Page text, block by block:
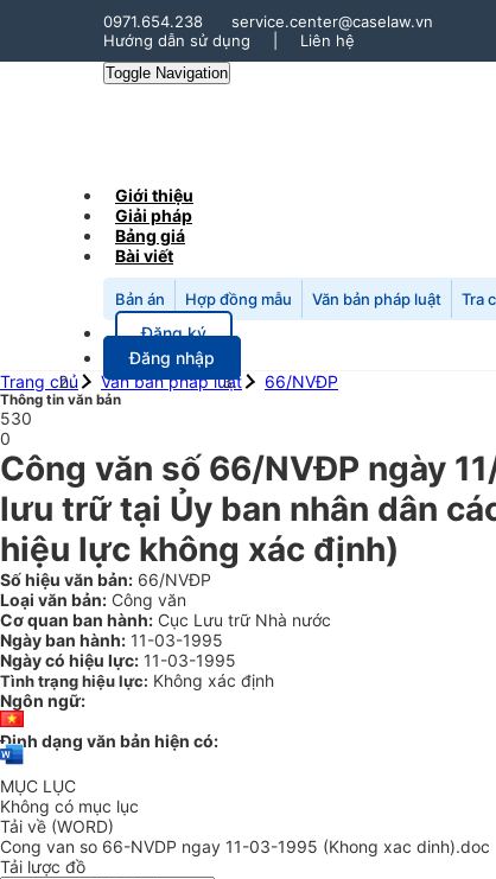
0971.654.238
service.center@caselaw.vn
Hướng dẫn sử dụng
Liên hệ
Toggle Navigation
Giới thiệu
Giải pháp
Bảng giá
Bài viết
Bản án Hợp đồng mẫu Văn bản pháp luật Tra
Đăng ký
Đăng nhập
Trang chủ
Văn bản pháp luật 66/NVĐP
Thông tin văn bản
530
0
Công văn số 66/NVĐP ngày
lưu trữ tại Ủy ban nhân dân
hiệu lực không xác định)
Số hiệu văn bản: 66/NVĐP
Loại văn bản: Công văn
Cơ quan ban hành: Cục Lưu trữ Nhà nước
Ngày ban hành: 11-03-1995
Ngày có hiệu lực: 11-03-1995
Tình trạng hiệu lực: Không xác định
Ngôn ngữ:
Định dạng văn bản hiện có:
MỤC LỤC
Không có mục lục
Tải về (WORD)
Cong van so 66-NVDP ngay 11-03-1995 (Khong xac dinh).doc
Tải lược đồ